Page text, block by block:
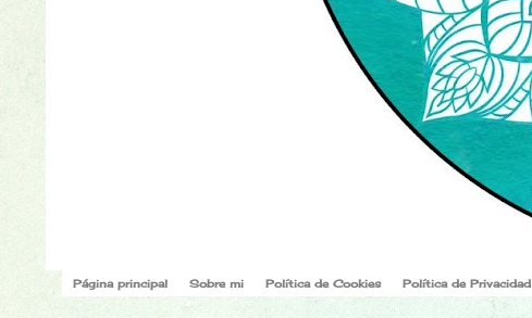
Página principal Sobre mi Política de Cookies Política de Privacidad